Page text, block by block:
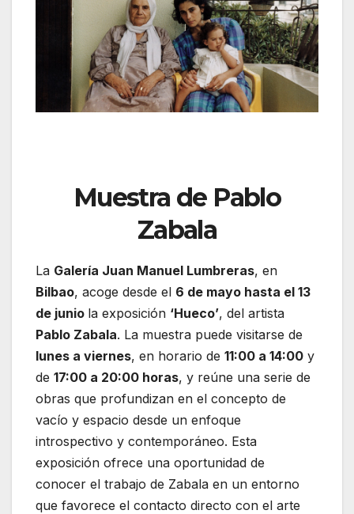
Muestra de Pablo
Zabala
La Galería Juan Manuel Lumbreras, en
Bilbao, acoge desde el 6 de mayo hasta el 13
de junio la exposición ‘Hueco’, del artista
Pablo Zabala. La muestra puede visitarse de
lunes a viernes, en horario de 11:00 a 14:00 y
de 17:00 a 20:00 horas, y reúne una serie de
obras que profundizan en el concepto de
vacío y espacio desde un enfoque
introspectivo y contemporáneo. Esta
exposición ofrece una oportunidad de
conocer el trabajo de Zabala en un entorno
que favorece el contacto directo con el arte